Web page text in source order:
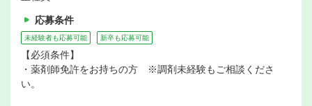
応募条件
未経験者も応募可能 新卒も応募可能
【必須条件】
・薬剤師免許をお持ちの方 ※調剤未経験もご相談くださ
い。